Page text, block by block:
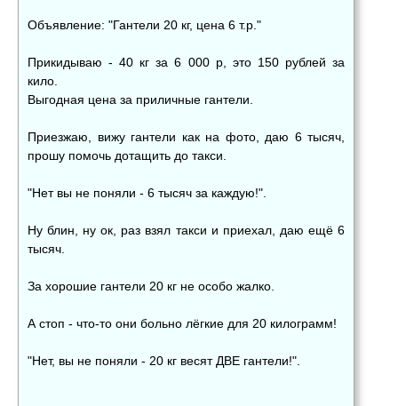
Объявление: "Гантели 20 кг, цена 6 т.р."
Прикидываю - 40 кг за 6 000 р, это 150 рублей за
кило.
Выгодная цена за приличные гантели.
Приезжаю, вижу гантели как на фото, даю 6 тысяч,
прошу помочь дотащить до такси.
"Нет вы не поняли - 6 тысяч за каждую!".
Ну блин, ну ок, раз взял такси и приехал, даю ещё 6
тысяч.
За хорошие гантели 20 кг не особо жалко.
А стоп - что-то они больно лёгкие для 20 килограмм!
"Нет, вы не поняли - 20 кг весят ДВЕ гантели!".